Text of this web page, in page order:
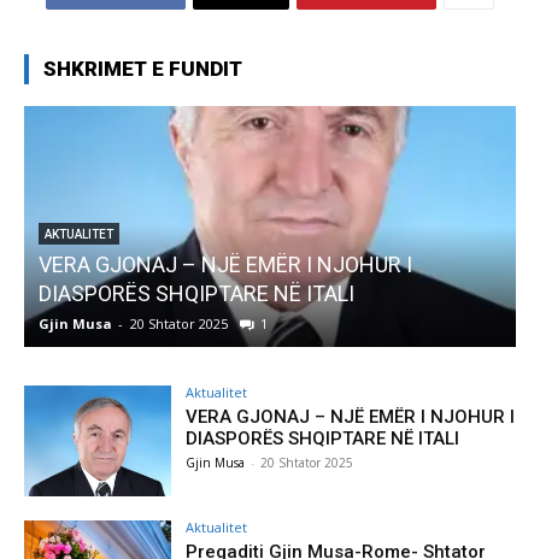
SHKRIMET E FUNDIT
AKTUALITET
Pregaditi Gjin Musa-Rome- Shtator 2025
Gjin Musa - 8 Shtator 2025
Aktualitet
VERA GJONAJ – NJË EMËR I NJOHUR I
DIASPORËS SHQIPTARE NË ITALI
Gjin Musa - 20 Shtator 2025
Aktualitet
Pregaditi Gjin Musa-Rome- Shtator